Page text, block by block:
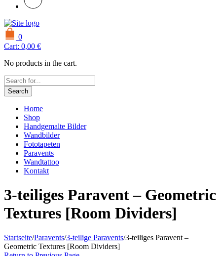
0
Cart: 0,00 €
No products in the cart.
Search
Home
Shop
Handgemalte Bilder
Wandbilder
Fototapeten
Paravents
Wandtattoo
Kontakt
3-teiliges Paravent – Geometric
Textures [Room Dividers]
Startseite/Paravents/3-teilige Paravents/3-teiliges Paravent –
Geometric Textures [Room Dividers]